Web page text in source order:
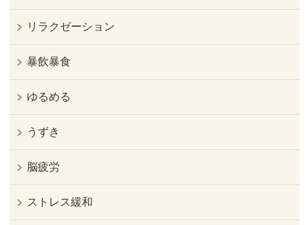
リラクゼーション
暴飲暴食
ゆるめる
うずき
脳疲労
ストレス緩和